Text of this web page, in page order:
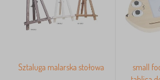
Sztaluga malarska stołowa
small